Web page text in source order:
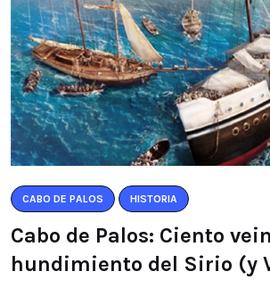
CABO DE PALOS HISTORIA
Cabo de Palos: Ciento
hundimiento del Sirio (y